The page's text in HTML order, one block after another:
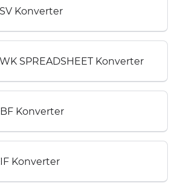
Konverter
SPREADSHEET Konverter
Konverter
Konverter